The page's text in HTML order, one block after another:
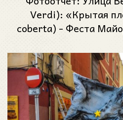
Verdi): «Крытая
coberta) - Феста